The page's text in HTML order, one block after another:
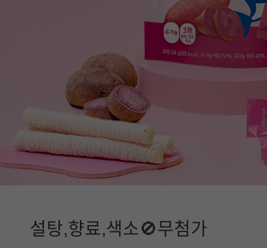
설탕,향료,색소🚫무첨가